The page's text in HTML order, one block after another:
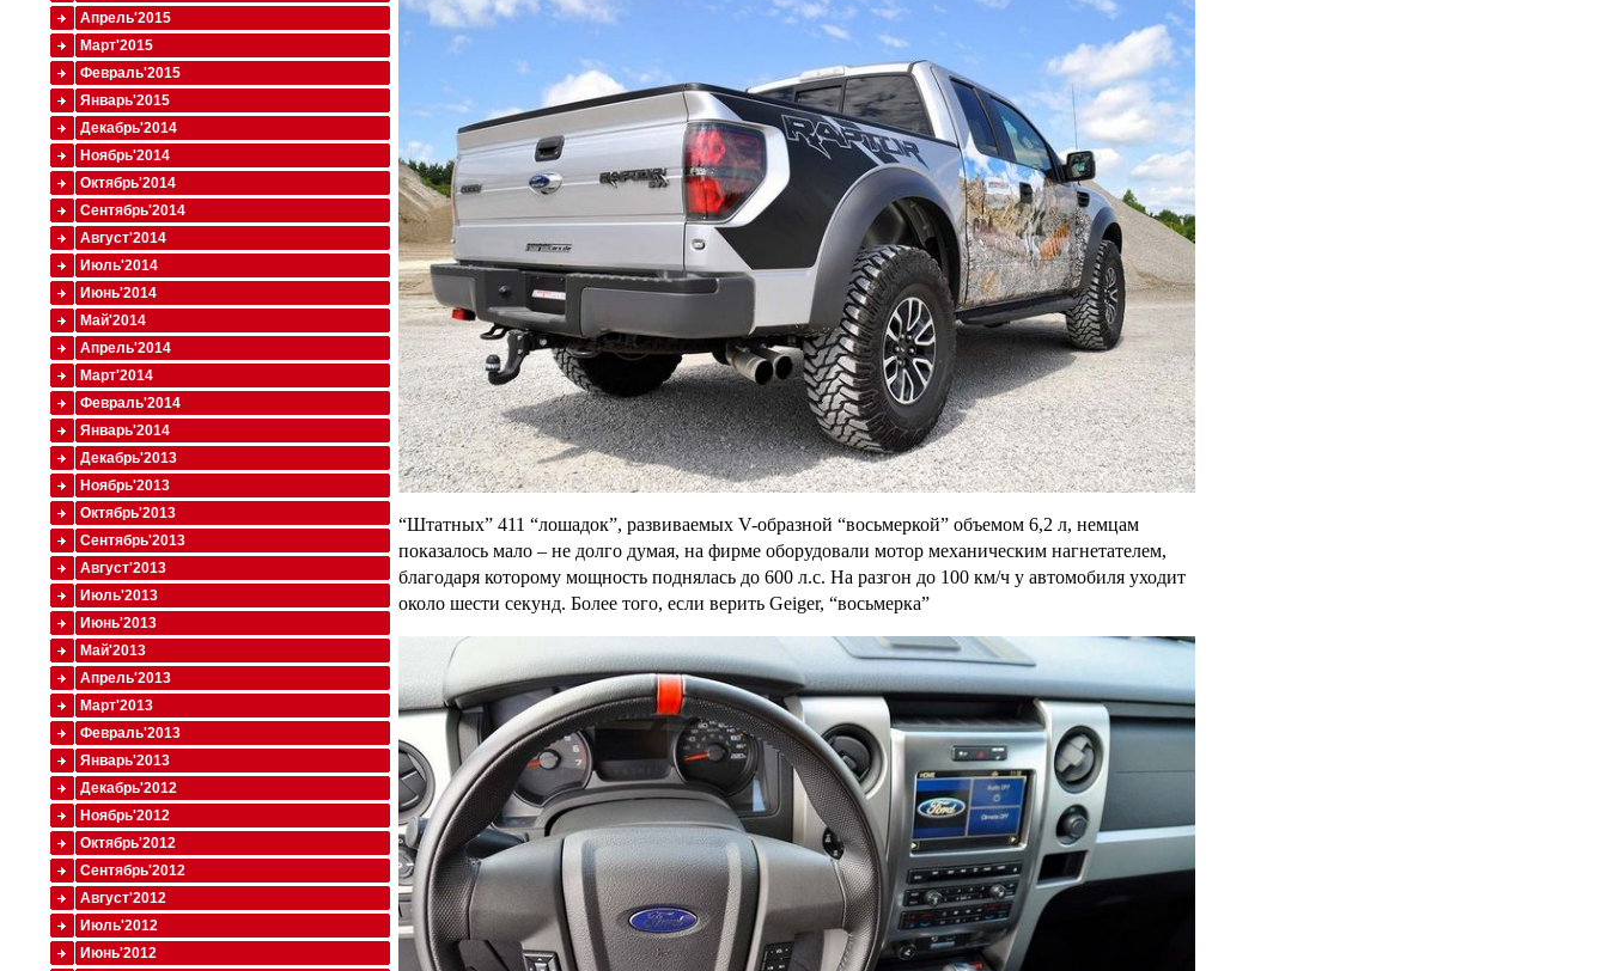
“Штатных” 411 “лошадок”, развиваемых V-образной “восьмеркой” объемом 6,2 л, немцам
показалось мало – не долго думая, на фирме оборудовали мотор механическим нагнетателем,
благодаря которому мощность поднялась до 600 л.с. На разгон до 100 км/ч у автомобиля уходит
около шести секунд. Более того, если верить Geiger, “восьмерка”
Апрель'2015
Март'2015
Февраль'2015
Январь'2015
Декабрь'2014
Ноябрь'2014
Октябрь'2014
Сентябрь'2014
Август'2014
Июль'2014
Июнь'2014
Май'2014
Апрель'2014
Март'2014
Февраль'2014
Январь'2014
Декабрь'2013
Ноябрь'2013
Октябрь'2013
Сентябрь'2013
Август'2013
Июль'2013
Июнь'2013
Май'2013
Апрель'2013
Март'2013
Февраль'2013
Январь'2013
Декабрь'2012
Ноябрь'2012
Октябрь'2012
Сентябрь'2012
Август'2012
Июль'2012
Июнь'2012